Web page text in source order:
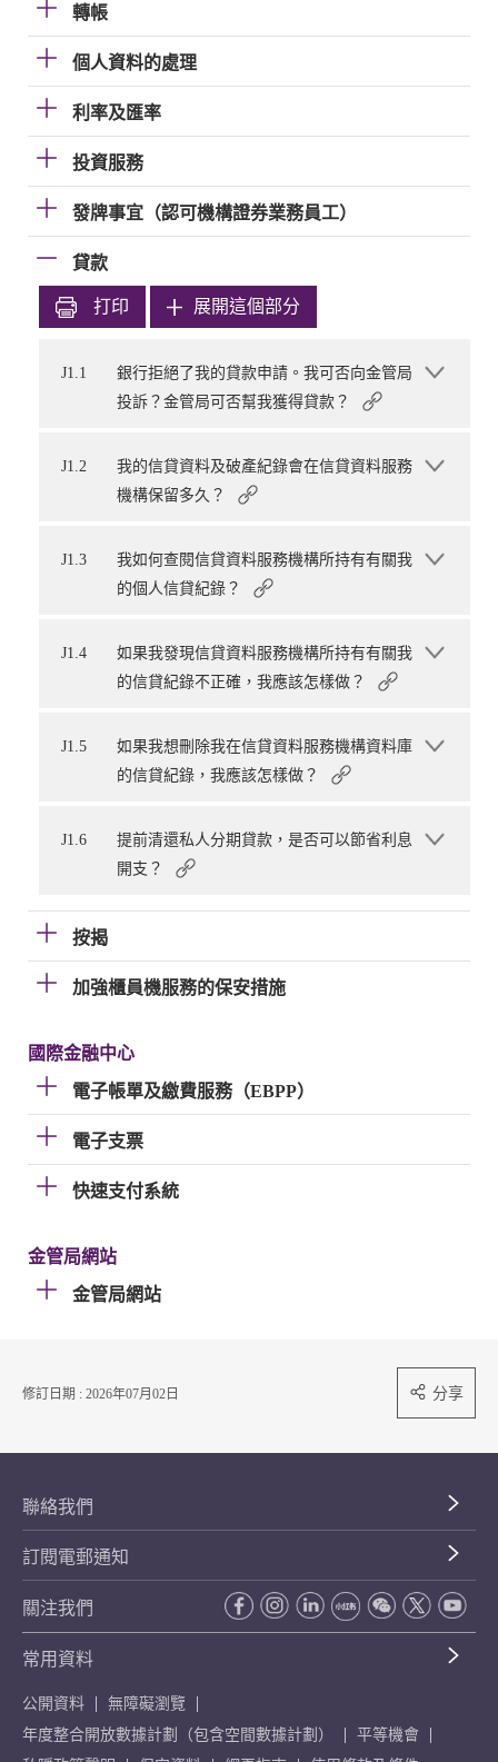
轉帳
個人資料的處理
利率及匯率
投資服務
發牌事宜（認可機構證券業務員工）
貸款
打印 展開這個部分
J1.1
銀行拒絕了我的貸款申請。我可否向金管局
投訴？金管局可否幫我獲得貸款？
J1.2
我的信貸資料及破產紀錄會在信貸資料服務
機構保留多久？
J1.3
我如何查閱信貸資料服務機構所持有有關我
的個人信貸紀錄？
J1.4
如果我發現信貸資料服務機構所持有有關我
的信貸紀錄不正確，我應該怎樣做？
J1.5
如果我想刪除我在信貸資料服務機構資料庫
的信貸紀錄，我應該怎樣做？
J1.6
提前清還私人分期貸款，是否可以節省利息
開支？
按揭
加強櫃員機服務的保安措施
國際金融中心
電子帳單及繳費服務（EBPP）
電子支票
快速支付系統
金管局網站
金管局網站
修訂日期 : 2026年07月02日 分享
聯絡我們
訂閱電郵通知
關注我們
常用資料
公開資料
無障礙瀏覽
年度整合開放數據計劃（包含空間數據計劃）
平等機會